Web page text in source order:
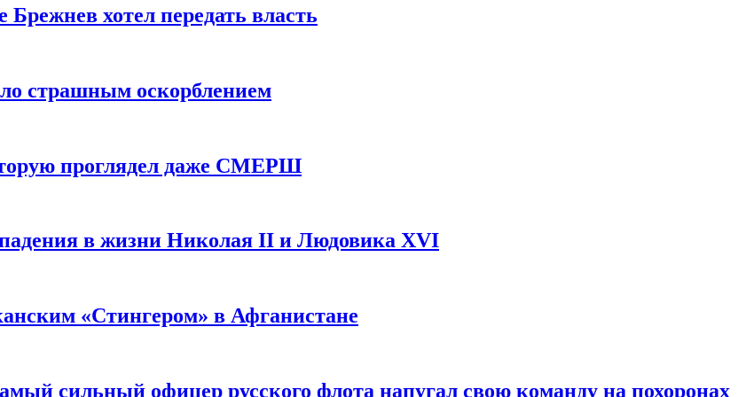
хотел передать власть
страшным оскорблением
проглядел даже СМЕРШ
в жизни Николая II и Людовика XVI
«Стингером» в Афганистане
сильный офицер русского флота напугал свою команду на похоронах